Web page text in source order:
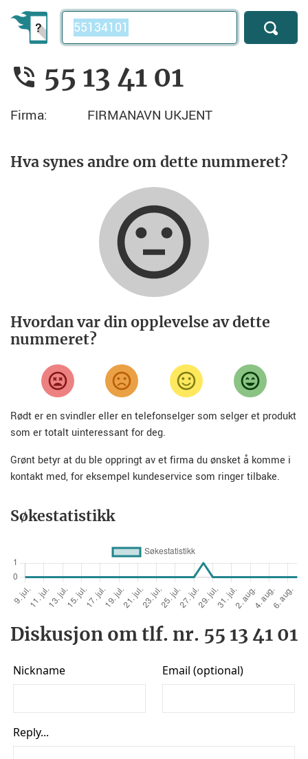
Telefonnummer
55 13 41 01
Firma: FIRMANAVN UKJENT
Hva synes andre om dette nummeret?
Hvordan var din opplevelse av dette
nummeret?
Rødt er en svindler eller en telefonselger som selger et produkt
som er totalt uinteressant for deg.
Grønt betyr at du ble oppringt av et firma du ønsket å komme i
kontakt med, for eksempel kundeservice som ringer tilbake.
Søkestatistikk
Diskusjon om tlf. nr. 55 13 41 01